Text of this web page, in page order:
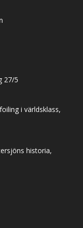
27/5
i världsklass,
historia,